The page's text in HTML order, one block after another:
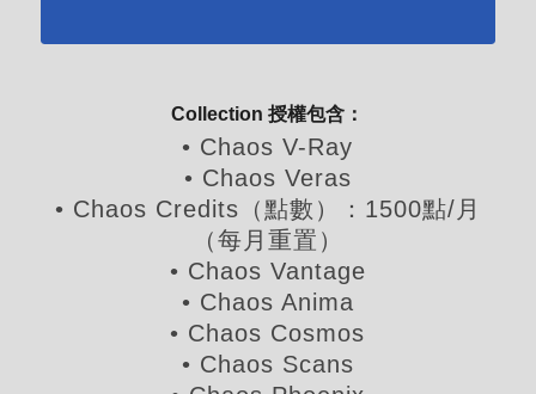
Collection 授權包含：
• Chaos V-Ray
• Chaos Veras
• Chaos Credits（點數）：1500點/月
（每月重置）
• Chaos Vantage
• Chaos Anima
• Chaos Cosmos
• Chaos Scans